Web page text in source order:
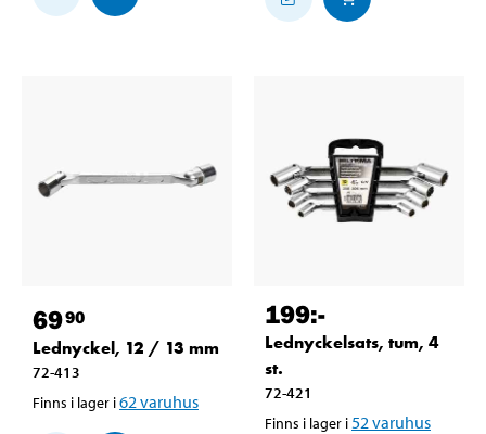
6990
Lednyckel, 12 / 13 mm
72-413
Finns i lager i62 varuhus
199:-
Lednyckelsats, tum, 4
st.
72-421
Finns i lager i 52 varuhus